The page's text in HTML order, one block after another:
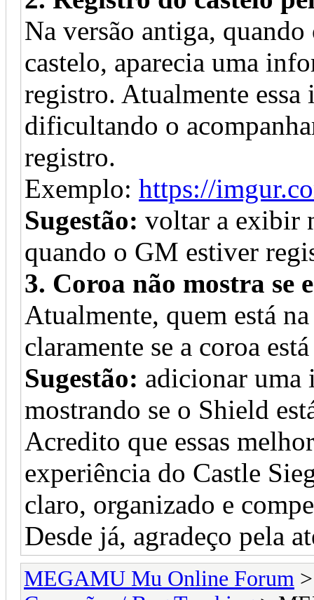
Na versão antiga,
castelo, aparecia uma
registro. Atualmente essa
dificultando o
registro.
Exemplo: https://
Sugestão: voltar a exibir
quando o GM estiver
3. Coroa não mostra se
Atualmente, quem está
claramente se a coroa
Sugestão: adicionar uma
mostrando se o Shield
Acredito que essas
experiência do Castle
claro, organizado e
Desde já, agradeço pela
MEGAMU Mu Online Forum